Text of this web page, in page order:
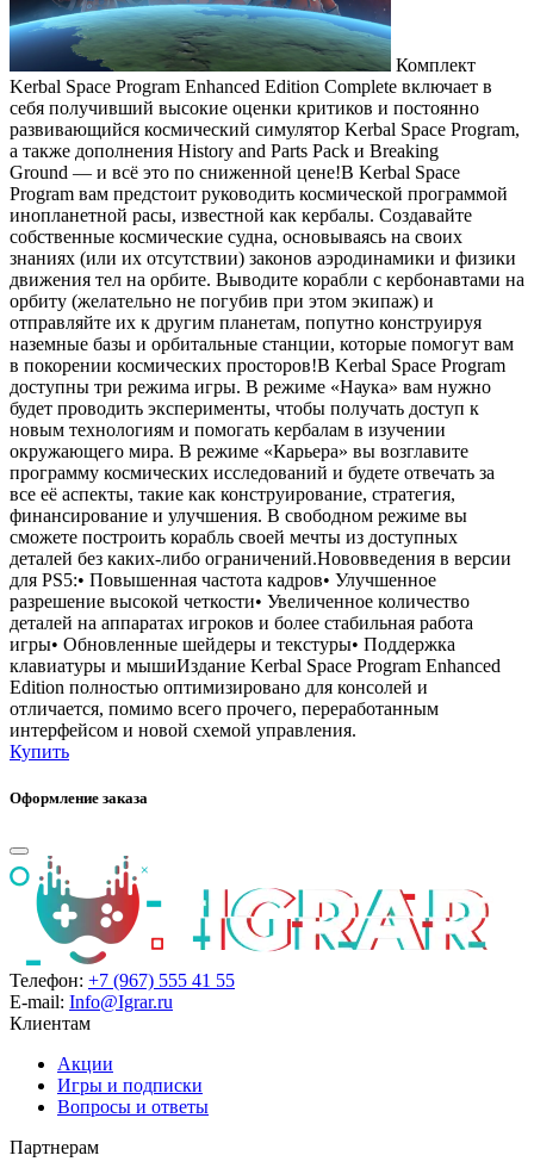
Комплект
Kerbal Space Program Enhanced Edition Complete включает в
себя получивший высокие оценки критиков и постоянно
развивающийся космический симулятор Kerbal Space Program,
а также дополнения History and Parts Pack и Breaking
Ground — и всё это по сниженной цене!В Kerbal Space
Program вам предстоит руководить космической программой
инопланетной расы, известной как кербалы. Создавайте
собственные космические судна, основываясь на своих
знаниях (или их отсутствии) законов аэродинамики и физики
движения тел на орбите. Выводите корабли с кербонавтами на
орбиту (желательно не погубив при этом экипаж) и
отправляйте их к другим планетам, попутно конструируя
наземные базы и орбитальные станции, которые помогут вам
в покорении космических просторов!В Kerbal Space Program
доступны три режима игры. В режиме «Наука» вам нужно
будет проводить эксперименты, чтобы получать доступ к
новым технологиям и помогать кербалам в изучении
окружающего мира. В режиме «Карьера» вы возглавите
программу космических исследований и будете отвечать за
все её аспекты, такие как конструирование, стратегия,
финансирование и улучшения. В свободном режиме вы
сможете построить корабль своей мечты из доступных
деталей без каких-либо ограничений.Нововведения в версии
для PS5:• Повышенная частота кадров• Улучшенное
разрешение высокой четкости• Увеличенное количество
деталей на аппаратах игроков и более стабильная работа
игры• Обновленные шейдеры и текстуры• Поддержка
клавиатуры и мышиИздание Kerbal Space Program Enhanced
Edition полностью оптимизировано для консолей и
отличается, помимо всего прочего, переработанным
интерфейсом и новой схемой управления.
Купить
Оформление заказа
Телефон: +7 (967) 555 41 55
E-mail: Info@Igrar.ru
Клиентам
Акции
Игры и подписки
Вопросы и ответы
Партнерам